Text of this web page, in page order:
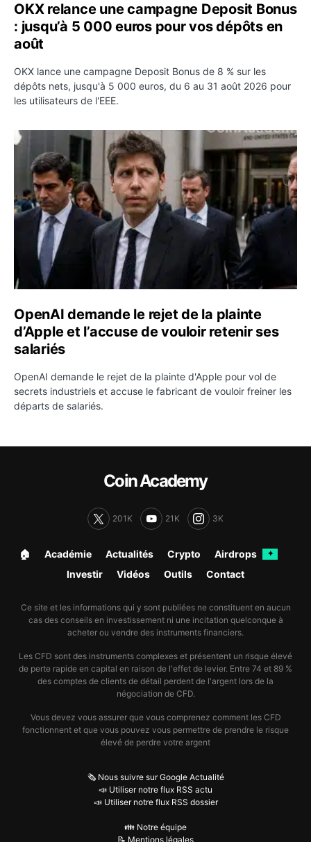
OKX relance une campagne Deposit Bonus
: jusqu’à 5 000 euros pour vos dépôts en
août
OKX lance une campagne Deposit Bonus de 8 % sur les
dépôts nets, jusqu'à 5 000 euros, du 6 au 31 août 2026 pour
les utilisateurs de l'EEE.
OpenAI demande le rejet de la plainte d’Apple et
OpenAI demande le rejet de la plainte
d’Apple et l’accuse de vouloir retenir ses
salariés
OpenAI demande le rejet de la plainte d'Apple pour vol de
secrets industriels et accuse le fabricant de vouloir freiner les
départs de salariés.
Coin Academy
201K 21K 3K
🏠︎ Académie Actualités Crypto Airdrops ✦
Investir Vidéos Outils Contact
Ce site et les informations qui y sont publiées ne constituent en aucun
cas des conseils en investissement ni une incitation quelconque à
acheter ou vendre des instruments financiers.
Les CFD sont des instruments complexes et présentent un risque élevé
de perte rapide en capital en raison de l'effet de levier. Entre 74 et 89 %
des comptes de clients de détail perdent de l'argent lors de la
négociation de CFD.
Vous devez vous assurer que vous comprenez comment les CFD
fonctionnent et que vous pouvez vous permettre de prendre le risque
élevé de perdre votre argent
🗞️ Nous suivre sur Google Actualité
📣 Utiliser notre flux RSS actu
📣 Utiliser notre flux RSS dossier
👪 Notre équipe
📝 Mentions légales